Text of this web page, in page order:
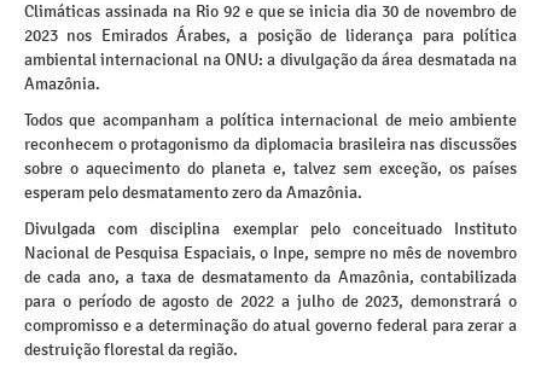
Climáticas assinada na Rio 92 e que se inicia dia 30 de novembro de
2023 nos Emirados Árabes, a posição de liderança para política
ambiental internacional na ONU: a divulgação da área desmatada na
Amazônia.
Todos que acompanham a política internacional de meio ambiente
reconhecem o protagonismo da diplomacia brasileira nas discussões
sobre o aquecimento do planeta e, talvez sem exceção, os países
esperam pelo desmatamento zero da Amazônia.
Divulgada com disciplina exemplar pelo conceituado Instituto
Nacional de Pesquisa Espaciais, o Inpe, sempre no mês de novembro
de cada ano, a taxa de desmatamento da Amazônia, contabilizada
para o período de agosto de 2022 a julho de 2023, demonstrará o
compromisso e a determinação do atual governo federal para zerar a
destruição florestal da região.